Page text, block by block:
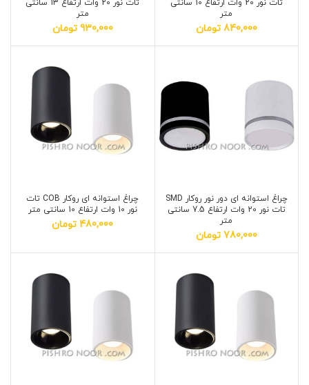
تات نور 20 وات ارتفاع 10 سانتی
متر
840,000 تومان
تات نور 20 وات ارتفاع 13 سانتی
متر
930,000 تومان
چراغ استوانه ای دور نور روکار SMD
تات نور 20 وات ارتفاع 7.5 سانتی
متر
780,000 تومان
چراغ استوانه ای روکار COB تات
نور 10 وات ارتفاع 10 سانتی متر
480,000 تومان